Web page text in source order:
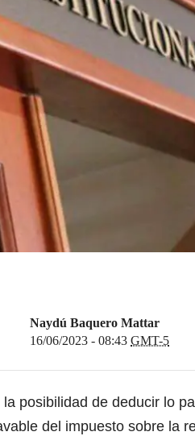
Naydú Baquero Mattar
16/06/2023 - 08:43 GMT-5
posibilidad de deducir lo
del impuesto sobre la